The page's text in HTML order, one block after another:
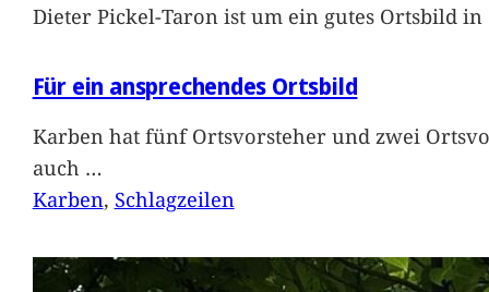
Dieter Pickel-Taron ist um ein gutes Ortsbild
Für ein ansprechendes Ortsbild
Karben hat fünf Ortsvorsteher und zwei
auch …
Karben, Schlagzeilen